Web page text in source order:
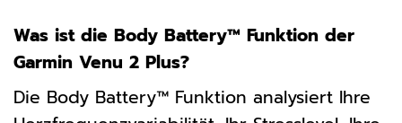
Was ist die Body Battery™ Funktion der
Garmin Venu 2 Plus?
Die Body Battery™ Funktion analysiert Ihre